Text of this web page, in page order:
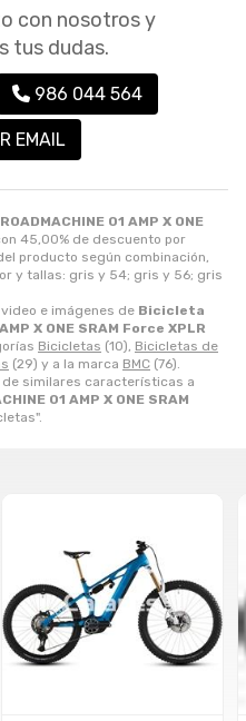
01 AMP X ONE
45,00% de descuento por
producto según combinación,
y tallas: gris y 54; gris y 56; gris
e imágenes de Bicicleta
X ONE SRAM Force XPLR
Bicicletas (10), Bicicletas de
(29) y a la marca BMC (76).
similares características a
01 AMP X ONE SRAM
con nosotros y
tus dudas.
986 044 564
EMAIL